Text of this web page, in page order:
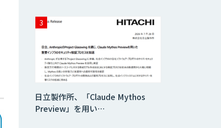
日立製作所、「Claude Mythos
Preview」を用い…